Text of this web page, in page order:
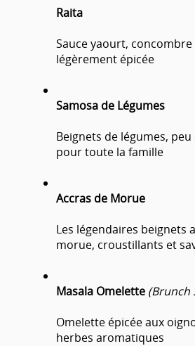
Raita
Sauce yaourt,
légèrement épicée
Samosa de Légumes
Beignets de légumes,
pour toute la famille
Accras de Morue
Les légendaires beignets
morue, croustillants et
Masala Omelette (Brunch
Omelette épicée aux
herbes aromatiques